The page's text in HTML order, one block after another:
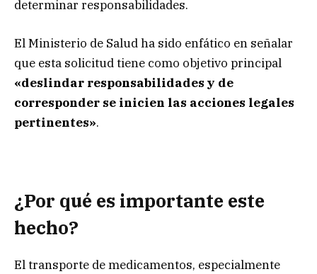
determinar responsabilidades.
El Ministerio de Salud ha sido enfático en señalar
que esta solicitud tiene como objetivo principal
«deslindar responsabilidades y de
corresponder se inicien las acciones legales
pertinentes».
¿Por qué es importante este
hecho?
El transporte de medicamentos, especialmente